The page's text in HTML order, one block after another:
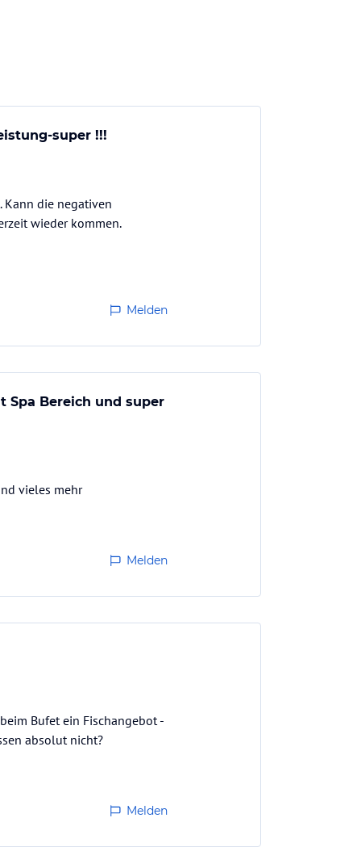
super !!!
Kann die negativen
wieder kommen.
Melden
Spa Bereich und super
vieles mehr
Melden
Bufet ein Fischangebot -
absolut nicht?
Melden